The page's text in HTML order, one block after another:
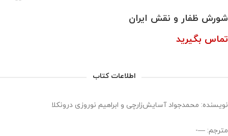
شورش ظفار و نقش ایران
تماس بگیرید
اطلاعات کتاب
نویسنده: محمدجواد آسایش‌زارچی و ابراهیم نوروزی درونکلا
مترجم: —-